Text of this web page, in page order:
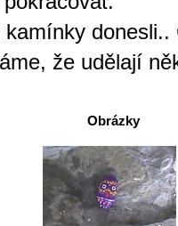
donesli..
že udělají
Obrázky